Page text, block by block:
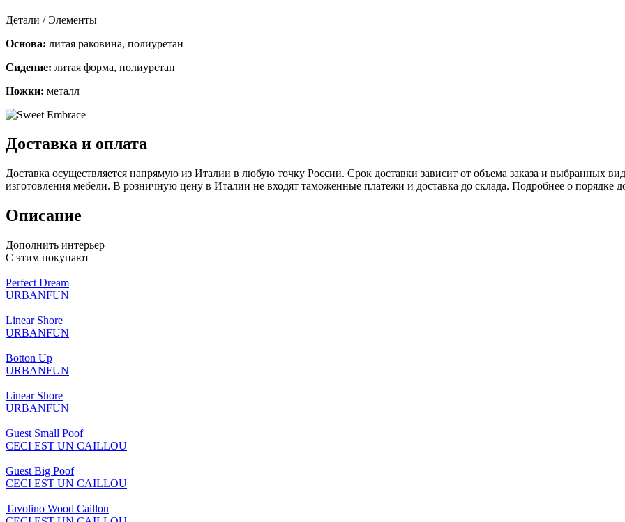
Детали / Элементы
Основа: литая раковина, полиуретан
Сидение: литая форма, полиуретан
Ножки: металл
Доставка и оплата
Доставка осуществляется напрямую из Италии в любую точку России. Срок доставки зависит от объема заказа и выбранных
изготовления мебели. В розничную цену в Италии не входят таможенные платежи и доставка до склада. Подробнее о порядке
Описание
Дополнить интерьер
С этим покупают
Perfect Dream
URBANFUN
Linear Shore
URBANFUN
Botton Up
URBANFUN
Linear Shore
URBANFUN
Guest Small Poof
CECI EST UN CAILLOU
Guest Big Poof
CECI EST UN CAILLOU
Tavolino Wood Caillou